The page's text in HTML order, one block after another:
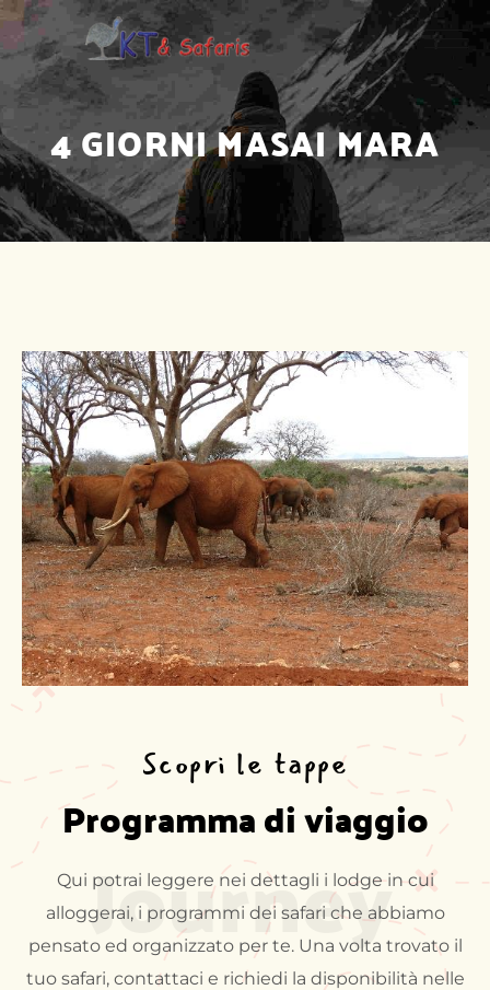
4 GIORNI MASAI MARA
Scopri le tappe
Programma di viaggio
Journey
Qui potrai leggere nei dettagli i lodge in cui
alloggerai, i programmi dei safari che abbiamo
pensato ed organizzato per te. Una volta trovato il
tuo safari, contattaci e richiedi la disponibilità nelle